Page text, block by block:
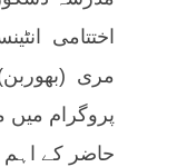
مری
پروگرام
حاضر کے